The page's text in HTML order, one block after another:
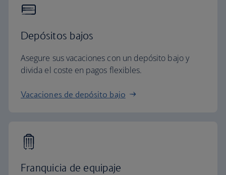
Depósitos bajos
Asegure sus vacaciones con un depósito bajo y
divida el coste en pagos flexibles.
Vacaciones de depósito bajo
Franquicia de equipaje